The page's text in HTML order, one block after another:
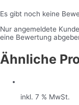
Es gibt noch keine
Nur angemeldete
eine Bewertung
Ähnliche
inkl. 7 % MwSt.